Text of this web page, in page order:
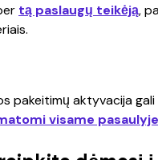
tą paslaugų teikėją,
pakeitimų aktyvacija
visame pasaulyje